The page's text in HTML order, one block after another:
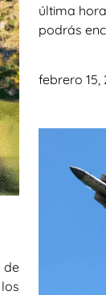
de
última
podrás
febrero 15,